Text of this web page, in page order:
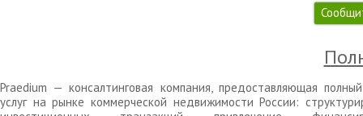
Praedium — консалтинговая компания, предоставляющая
услуг на рынке коммерческой недвижимости России: